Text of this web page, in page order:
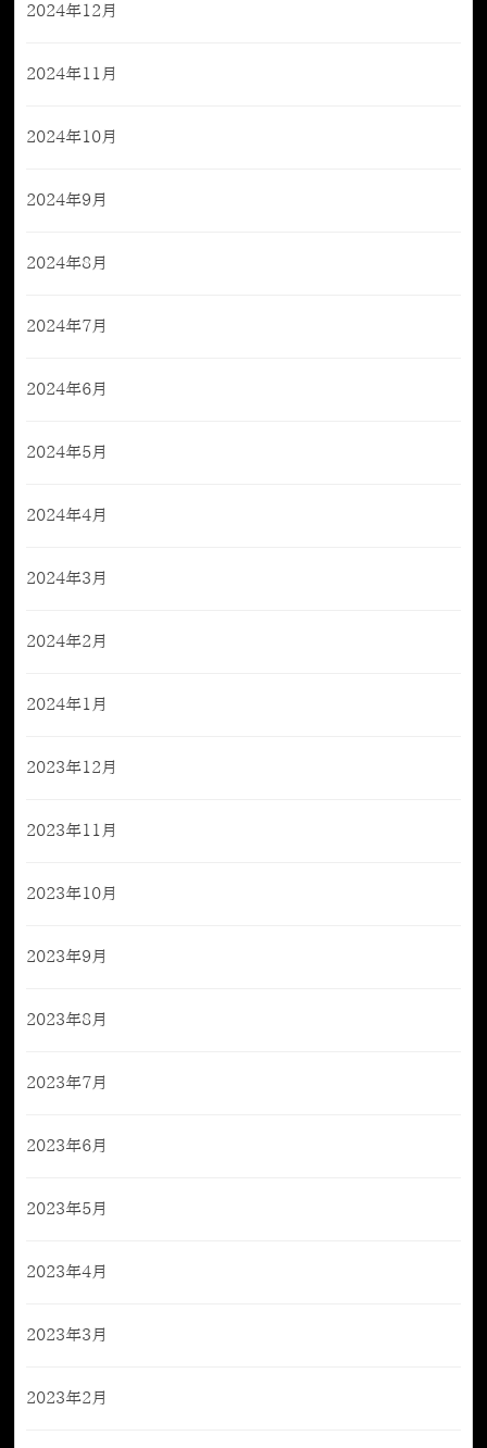
2024年12月
2024年11月
2024年10月
2024年9月
2024年8月
2024年7月
2024年6月
2024年5月
2024年4月
2024年3月
2024年2月
2024年1月
2023年12月
2023年11月
2023年10月
2023年9月
2023年8月
2023年7月
2023年6月
2023年5月
2023年4月
2023年3月
2023年2月